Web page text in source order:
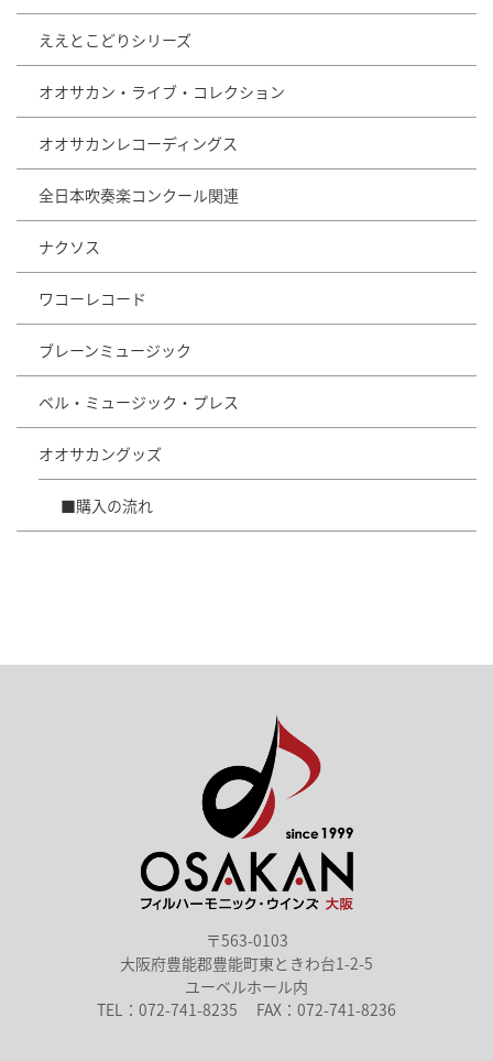
ええとこどりシリーズ
オオサカン・ライブ・コレクション
オオサカンレコーディングス
全日本吹奏楽コンクール関連
ナクソス
ワコーレコード
ブレーンミュージック
ベル・ミュージック・プレス
オオサカングッズ
■購入の流れ
〒563-0103
大阪府豊能郡豊能町東ときわ台1-2-5
ユーベルホール内
TEL：072-741-8235
FAX：072-741-8236